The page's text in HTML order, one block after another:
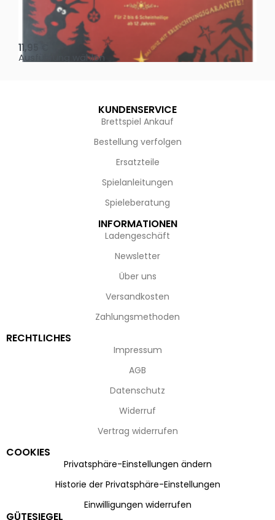
Oh, heilige Nacht!
11,95
Ausführung wählen
KUNDENSERVICE
Brettspiel Ankauf
Bestellung verfolgen
Ersatzteile
Spielanleitungen
Spieleberatung
INFORMATIONEN
Ladengeschäft
Newsletter
Über uns
Versandkosten
Zahlungsmethoden
RECHTLICHES
Impressum
AGB
Datenschutz
Widerruf
Vertrag widerrufen
COOKIES
Privatsphäre-Einstellungen ändern
Historie der Privatsphäre-Einstellungen
Einwilligungen widerrufen
GÜTESIEGEL